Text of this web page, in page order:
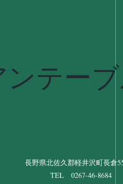
ンテー
長野県北佐久郡軽井沢町長倉
TEL 0267-46-8684